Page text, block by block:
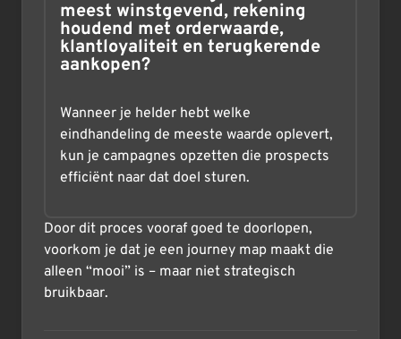
meest winstgevend, rekening
houdend met orderwaarde,
klantloyaliteit en terugkerende
aankopen?
Wanneer je helder hebt welke
eindhandeling de meeste waarde oplevert,
kun je campagnes opzetten die prospects
efficiënt naar dat doel sturen.
Door dit proces vooraf goed te doorlopen,
voorkom je dat je een journey map maakt die
alleen “mooi” is – maar niet strategisch
bruikbaar.